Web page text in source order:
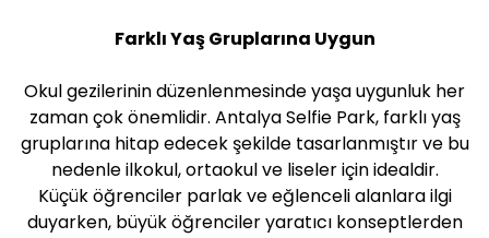
Farklı Yaş Gruplarına Uygun
Okul gezilerinin düzenlenmesinde yaşa uygunluk her
zaman çok önemlidir. Antalya Selfie Park, farklı yaş
gruplarına hitap edecek şekilde tasarlanmıştır ve bu
nedenle ilkokul, ortaokul ve liseler için idealdir.
Küçük öğrenciler parlak ve eğlenceli alanlara ilgi
duyarken, büyük öğrenciler yaratıcı konseptlerden